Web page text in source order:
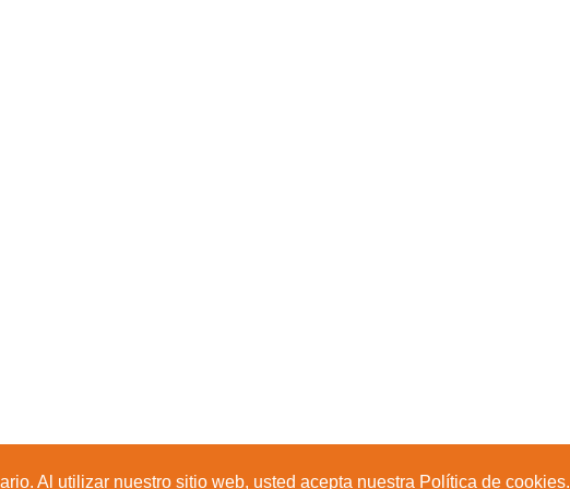
Al utilizar nuestro sitio web, usted acepta nuestra Política de cookies.